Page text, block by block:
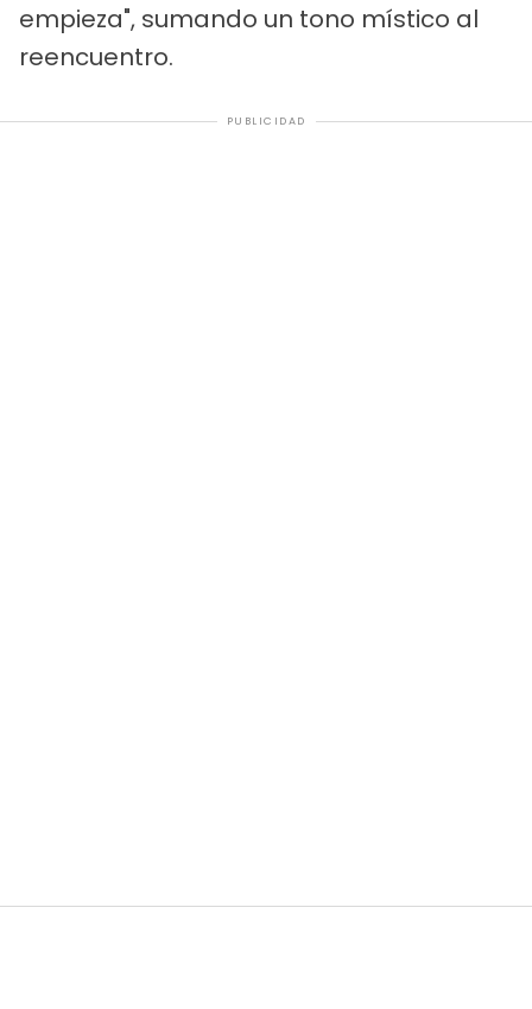
empieza", sumando un tono místico al
reencuentro.
PUBLICIDAD